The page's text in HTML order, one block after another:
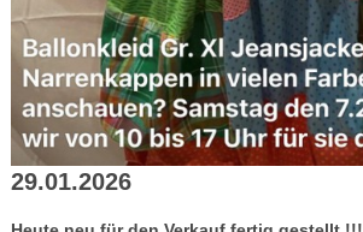
29.01.2026